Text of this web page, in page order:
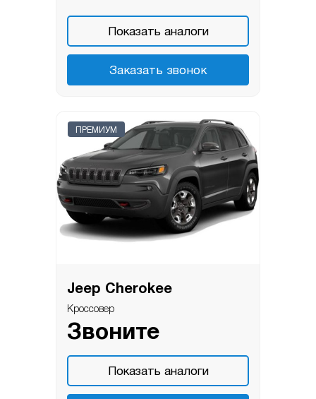
Показать аналоги
Заказать звонок
ПРЕМИУМ
Jeep Cherokee
Кроссовер
Звоните
Показать аналоги